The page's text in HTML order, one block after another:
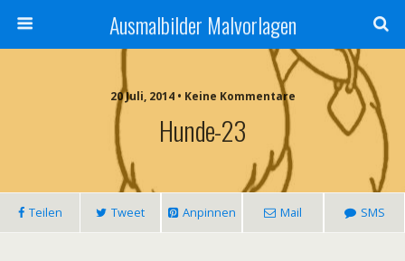
Ausmalbilder Malvorlagen
20 Juli, 2014 • Keine Kommentare
Hunde-23
Teilen Tweet Anpinnen Mail SMS